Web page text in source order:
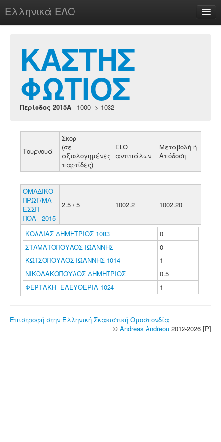
Ελληνικά ΕΛΟ
chesstu.be @ discord
Login
ΚΑΣΤΗΣ
ΦΩΤΙΟΣ
Περίοδος 2015A : 1000 -> 1032
Τουρνουά
Σκορ
(σε
αξιολογημένες
παρτίδες)
ELO
αντιπάλων
Μεταβολή ή
Απόδοση
ΟΜΑΔΙΚΟ
ΠΡΩΤ/ΜΑ
ΕΣΣΠ -
ΠΟΑ - 2015
2.5 / 5 1002.2 1002.20
ΚΟΛΛΙΑΣ ΔΗΜΗΤΡΙΟΣ 1083
0
ΣΤΑΜΑΤΟΠΟΥΛΟΣ ΙΩΑΝΝΗΣ
0
ΚΩΤΣΟΠΟΥΛΟΣ ΙΩΑΝΝΗΣ 1014
1
ΝΙΚΟΛΑΚΟΠΟΥΛΟΣ ΔΗΜΗΤΡΙΟΣ
0.5
ΦΕΡΤΑΚΗ ΕΛΕΥΘΕΡΙΑ 1024
1
Επιστροφή στην Ελληνική Σκακιστική Ομοσπονδία
© Andreas Andreou 2012-2026 [P]